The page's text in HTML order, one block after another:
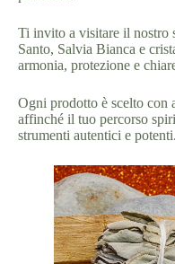
Ti invito a visitare il nostro
Santo, Salvia Bianca e
armonia, protezione e
Ogni prodotto è scelto con
affinché il tuo percorso
strumenti autentici e potenti.